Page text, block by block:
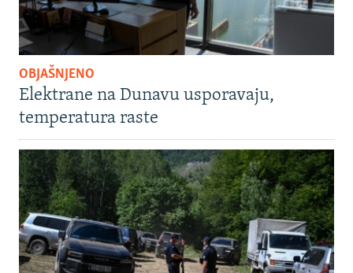
OBJAŠNJENO
Elektrane na Dunavu usporavaju,
temperatura raste